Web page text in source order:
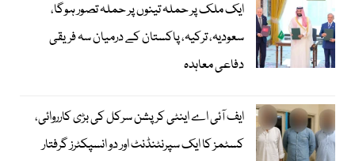
ایک ملک پر حملہ تینوں پر حملہ تصور ہوگا،
سعودیہ، ترکیہ، پاکستان کے درمیان سہ فریقی
دفاعی معاہدہ
ایف آئی اے اینٹی کرپشن سرکل کی بڑی کارروائی،
کسٹمز کا ایک سپرنٹنڈنٹ اور دو انسپکٹرز گرفتار